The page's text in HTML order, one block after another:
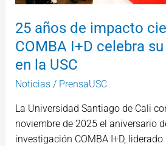
25 años de impacto
COMBA I+D celebra
en la USC
Noticias/ PrensaUSC
La Universidad Santiago de Cali
noviembre de 2025 el aniversario
investigación COMBA I+D,
en
la
USC